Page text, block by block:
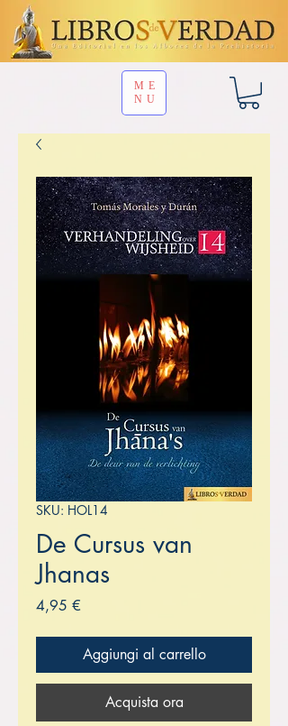
ME
NU
SKU: HOL14
De Cursus van
Jhanas
4,95 €
Aggiungi al carrello
Acquista ora